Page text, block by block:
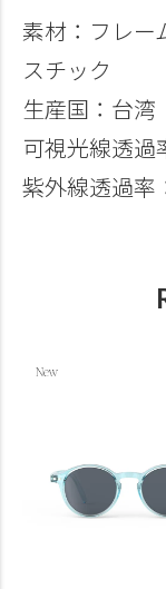
素材：フレー
スチック
生産国：台湾
可視光線透過
紫外線透過率